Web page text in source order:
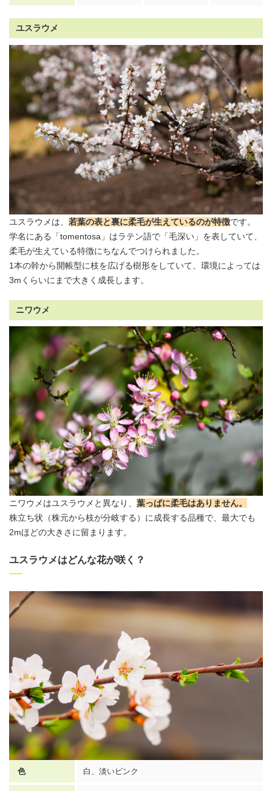
ユスラウメ
ユスラウメは、 若葉の表と裏に柔毛が生えているのが特徴です。
学名にある「tomentosa」はラテン語で「毛深い」を表していて、
柔毛が生えている特徴にちなんでつけられました。
1本の幹から開帳型に枝を広げる樹形をしていて、環境によっては
3mくらいにまで大きく成長します。
ニワウメ
ニワウメはユスラウメと異なり、 葉っぱに柔毛はありません。
株立ち状（株元から枝が分岐する）に成長する品種で、最大でも
2mほどの大きさに留まります。
ユスラウメはどんな花が咲く？
色 白、淡いピンク